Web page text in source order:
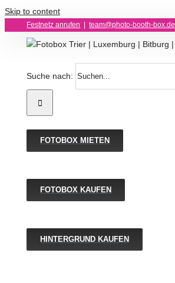
Skip to content
Festnetz anrufen team@photo-booth-box.de
Suche nach:
FOTOBOX MIETEN
FOTOBOX KAUFEN
HINTERGRUND KAUFEN